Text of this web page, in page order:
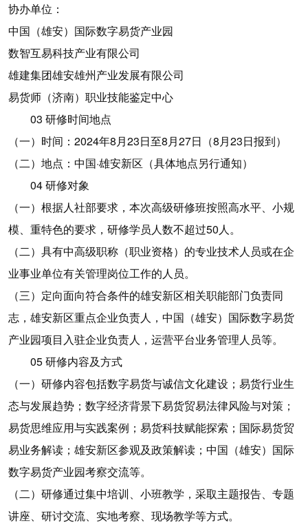
协办单位：
中国（雄安）国际数字易货产业园
数智互易科技产业有限公司
雄建集团雄安雄州产业发展有限公司
易货师（济南）职业技能鉴定中心
03 研修时间地点
（一）时间：2024年8月23日至8月27日（8月23日报到）
（二）地点：中国·雄安新区（具体地点另行通知）
04 研修对象
（一）根据人社部要求，本次高级研修班按照高水平、小规
模、重特色的要求，研修学员人数不超过50人。
（二）具有中高级职称（职业资格）的专业技术人员或在企
业事业单位有关管理岗位工作的人员。
（三）定向面向符合条件的雄安新区相关职能部门负责同
志，雄安新区重点企业负责人，中国（雄安）国际数字易货
产业园项目入驻企业负责人，运营平台业务管理人员等。
05 研修内容及方式
（一）研修内容包括数字易货与诚信文化建设；易货行业生
态与发展趋势；数字经济背景下易货贸易法律风险与对策；
易货思维应用与实践案例；易货科技赋能探索；国际易货贸
易业务解读；雄安新区参观及政策解读；中国（雄安）国际
数字易货产业园考察交流等。
（二）研修通过集中培训、小班教学，采取主题报告、专题
讲座、研讨交流、实地考察、现场教学等方式。